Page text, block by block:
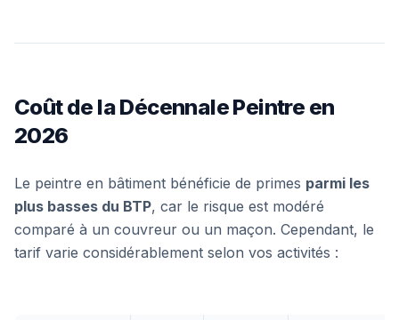
Coût de la Décennale Peintre en
2026
Le peintre en bâtiment bénéficie de primes parmi les
plus basses du BTP, car le risque est modéré
comparé à un couvreur ou un maçon. Cependant, le
tarif varie considérablement selon vos activités :